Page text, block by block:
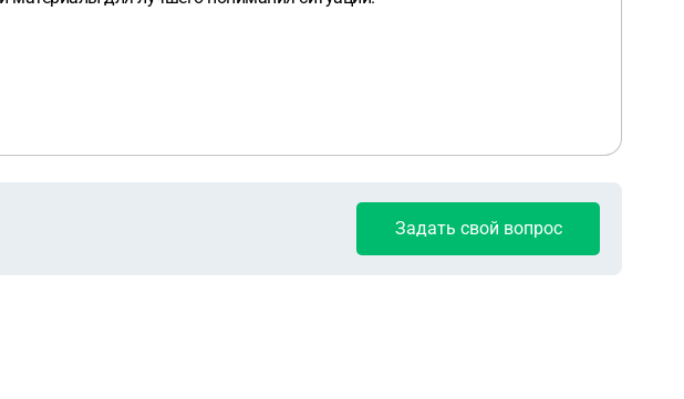
Задать свой вопрос